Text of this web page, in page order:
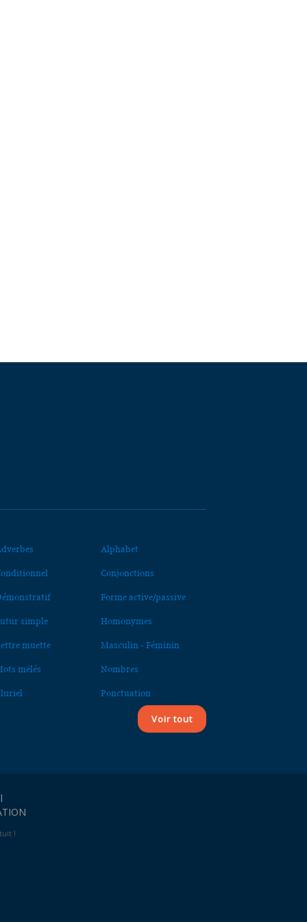
Alphabet
Conjonctions
Forme active/passive
simple Homonymes
muette Masculin - Féminin
mêlés Nombres
Ponctuation
Voir tout
!